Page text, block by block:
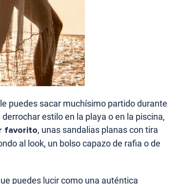
puedes sacar muchísimo partido durante
estilo en la playa o en la piscina,
favorito, unas sandalias planas con tira
al look, un bolso capazo de rafia o de
puedes lucir como una auténtica